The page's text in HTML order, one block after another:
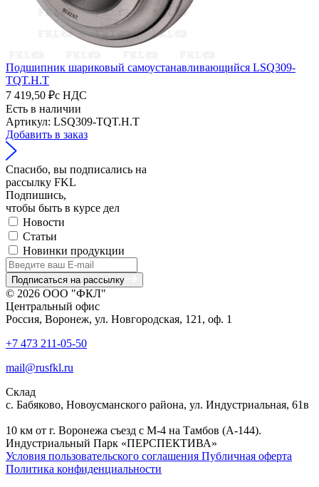
Подшипник шариковый самоустанавливающийся LSQ309-
TQT.H.T
7 419,50 ₽с НДС
Есть в наличии
Артикул: LSQ309-TQT.H.T
Добавить в заказ
Спасибо, вы подписались на
рассылку FKL
Подпишись,
чтобы быть в курсе дел
Новости
Статьи
Новинки продукции
Подписаться на рассылку
© 2026 ООО "ФКЛ"
Центральный офис
Россия, Воронеж, ул. Новгородская, 121, оф. 1
+7 473 211-05-50
mail@rusfkl.ru
Склад
с. Бабяково, Новоусманского района, ул. Индустриальная, 61в
10 км от г. Воронежа съезд с М-4 на Тамбов (А-144).
Индустриальный Парк «ПЕРСПЕКТИВА»
Условия пользовательского соглашения Публичная оферта
Политика конфиденциальности